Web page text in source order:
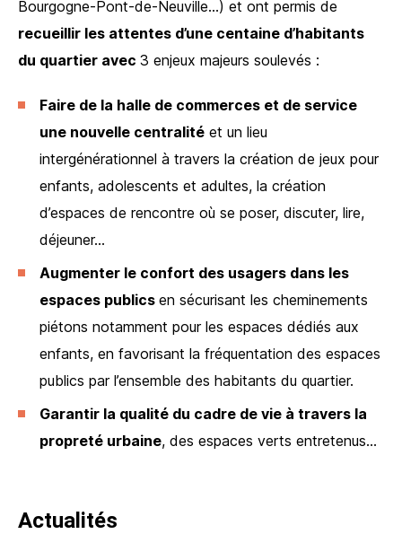
Bourgogne-Pont-de-Neuville…) et ont permis de
recueillir les attentes d’une centaine d’habitants
du quartier avec 3 enjeux majeurs soulevés :
Faire de la halle de commerces et de service
une nouvelle centralité et un lieu
intergénérationnel à travers la création de jeux pour
enfants, adolescents et adultes, la création
d’espaces de rencontre où se poser, discuter, lire,
déjeuner…
Augmenter le confort des usagers dans les
espaces publics en sécurisant les cheminements
piétons notamment pour les espaces dédiés aux
enfants, en favorisant la fréquentation des espaces
publics par l’ensemble des habitants du quartier.
Garantir la qualité du cadre de vie à travers la
propreté urbaine, des espaces verts entretenus…
Actualités